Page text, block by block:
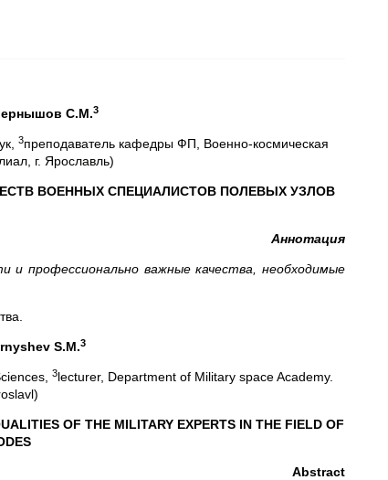
С.М.3
3преподаватель кафедры ФП, Военно-космическая
г. Ярославль)
ВОЕННЫХ СПЕЦИАЛИСТОВ ПОЛЕВЫХ УЗЛОВ
Аннотация
и профессионально важные качества, необходимые
S.M.3
3lecturer, Department of Military space Academy.
OF THE MILITARY EXPERTS IN THE FIELD OF
Abstract